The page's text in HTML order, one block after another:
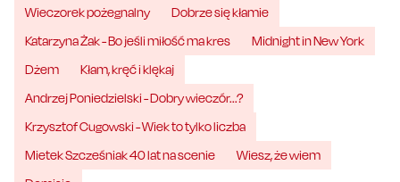
Wieczorek pożegnalny
Dobrze się kłamie
Katarzyna Żak - Bo jeśli miłość ma kres
Midnight in New York
Dżem
Kłam, kręć i klękaj
Andrzej Poniedzielski - Dobry wieczór...?
Krzysztof Cugowski - Wiek to tylko liczba
Mietek Szcześniak 40 lat na scenie
Wiesz, że wiem